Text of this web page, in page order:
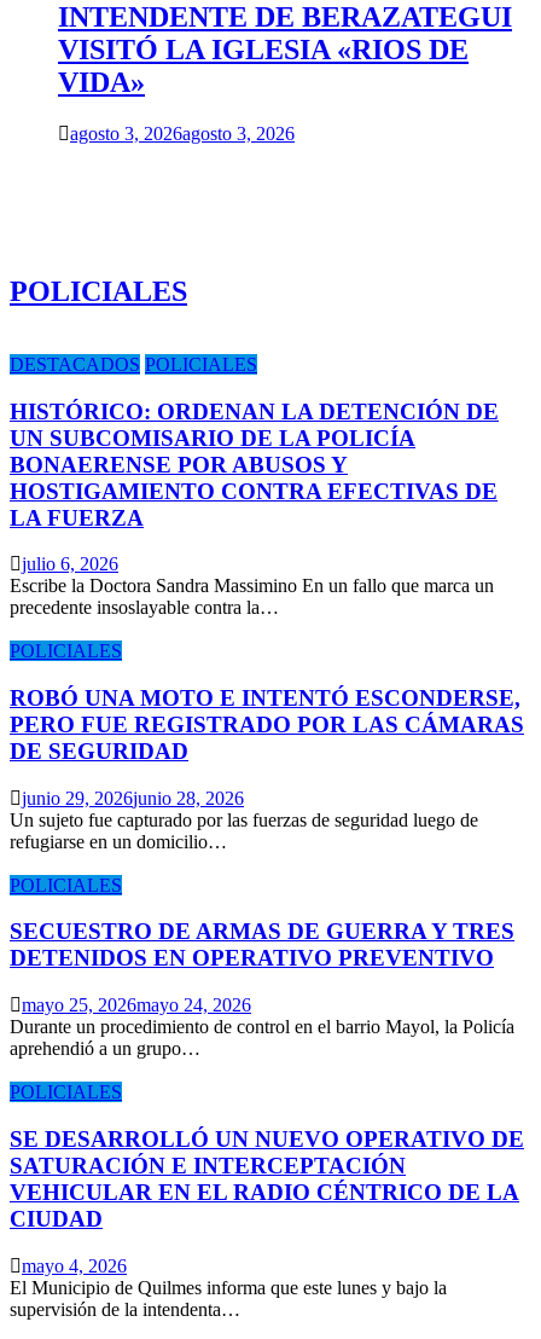
INTENDENTE DE BERAZATEGUI
VISITÓ LA IGLESIA «RIOS DE
VIDA»
agosto 3, 2026agosto 3, 2026
POLICIALES
DESTACADOS POLICIALES
HISTÓRICO: ORDENAN LA DETENCIÓN DE
UN SUBCOMISARIO DE LA POLICÍA
BONAERENSE POR ABUSOS Y
HOSTIGAMIENTO CONTRA EFECTIVAS DE
LA FUERZA
julio 6, 2026
Escribe la Doctora Sandra Massimino En un fallo que marca un
precedente insoslayable contra la…
POLICIALES
ROBÓ UNA MOTO E INTENTÓ ESCONDERSE,
PERO FUE REGISTRADO POR LAS CÁMARAS
DE SEGURIDAD
junio 29, 2026junio 28, 2026
Un sujeto fue capturado por las fuerzas de seguridad luego de
refugiarse en un domicilio…
POLICIALES
SECUESTRO DE ARMAS DE GUERRA Y TRES
DETENIDOS EN OPERATIVO PREVENTIVO
mayo 25, 2026mayo 24, 2026
Durante un procedimiento de control en el barrio Mayol, la Policía
aprehendió a un grupo…
POLICIALES
SE DESARROLLÓ UN NUEVO OPERATIVO DE
SATURACIÓN E INTERCEPTACIÓN
VEHICULAR EN EL RADIO CÉNTRICO DE LA
CIUDAD
mayo 4, 2026
El Municipio de Quilmes informa que este lunes y bajo la
supervisión de la intendenta…